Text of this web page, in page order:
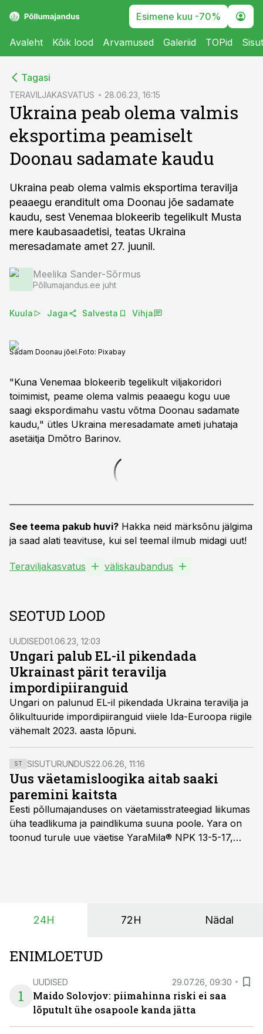
Esimene kuu -70%
Avaleht Kõik lood Arvamused Galeriid TOPid
Tagasi
TERAVILJAKASVATUS 28.06.23, 16:15
Ukraina peab olema valmis
eksportima peamiselt
Doonau sadamate kaudu
Ukraina peab olema valmis eksportima teravilja
peaaegu eranditult oma Doonau jõe sadamate
kaudu, sest Venemaa blokeerib tegelikult Musta
mere kaubasaadetisi, teatas Ukraina
meresadamate amet 27. juunil.
Meelika Sander-Sõrmus
Põllumajandus.ee juht
Kuula Jaga Salvesta Vihja
Sadam Doonau jõel.Foto: Pixabay
"Kuna Venemaa blokeerib tegelikult viljakoridori
toimimist, peame olema valmis peaaegu kogu uue
saagi ekspordimahu vastu võtma Doonau sadamate
kaudu," ütles Ukraina meresadamate ameti juhataja
asetäitja Dmõtro Barinov.
See teema pakub huvi? Hakka neid märksõnu jälgima
ja saad alati teavituse, kui sel teemal ilmub midagi uut!
Teraviljakasvatus väliskaubandus
SEOTUD LOOD
UUDISED01.06.23, 12:03
Ungari palub EL-il pikendada
Ukrainast pärit teravilja
impordipiiranguid
Ungari on palunud EL-il pikendada Ukraina teravilja ja
õlikultuuride impordipiiranguid viiele Ida-Euroopa riigile
vähemalt 2023. aasta lõpuni.
ST SISUTURUNDUS22.06.26, 11:16
Uus väetamisloogika aitab saaki
paremini kaitsta
Eesti põllumajanduses on väetamisstrateegiad liikumas
üha teadlikuma ja paindlikuma suuna poole. Yara on
toonud turule uue väetise YaraMila® NPK 13-5-17,
24H 72H Nädal
ENIMLOETUD
1
UUDISED 29.07.26, 09:30
Maido Solovjov: piimahinna riski ei saa
lõputult ühe osapoole kanda jätta